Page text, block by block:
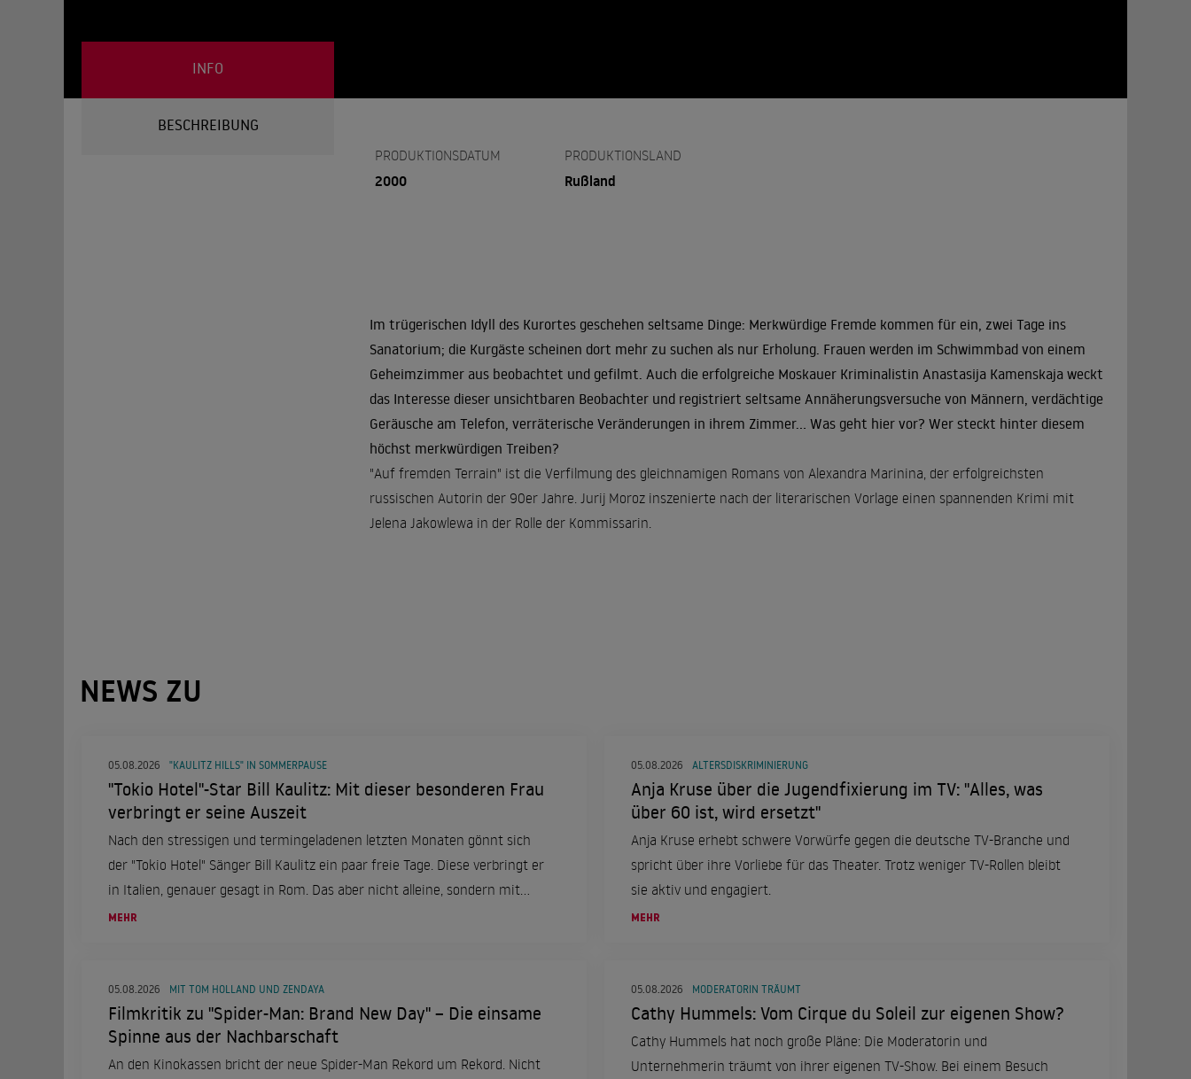
INFO
BESCHREIBUNG
PRODUKTIONSDATUM
2000
PRODUKTIONSLAND
Rußland
Im trügerischen Idyll des Kurortes geschehen seltsame Dinge: Merkwürdige Fremde kommen für ein, zwei Tage ins
Sanatorium; die Kurgäste scheinen dort mehr zu suchen als nur Erholung. Frauen werden im Schwimmbad von einem
Geheimzimmer aus beobachtet und gefilmt. Auch die erfolgreiche Moskauer Kriminalistin Anastasija Kamenskaja weckt
das Interesse dieser unsichtbaren Beobachter und registriert seltsame Annäherungsversuche von Männern, verdächtige
Geräusche am Telefon, verräterische Veränderungen in ihrem Zimmer... Was geht hier vor? Wer steckt hinter diesem
höchst merkwürdigen Treiben?
"Auf fremden Terrain" ist die Verfilmung des gleichnamigen Romans von Alexandra Marinina, der erfolgreichsten
russischen Autorin der 90er Jahre. Jurij Moroz inszenierte nach der literarischen Vorlage einen spannenden Krimi mit
Jelena Jakowlewa in der Rolle der Kommissarin.
NEWS ZU
05.08.2026 "KAULITZ HILLS" IN SOMMERPAUSE
"Tokio Hotel"-Star Bill Kaulitz: Mit dieser besonderen Frau
verbringt er seine Auszeit
Nach den stressigen und termingeladenen letzten Monaten gönnt sich
der "Tokio Hotel" Sänger Bill Kaulitz ein paar freie Tage. Diese verbringt er
in Italien, genauer gesagt in Rom. Das aber nicht alleine, sondern mit
einer ganz besonderen Frau an seiner Seite.
MEHR
05.08.2026 ALTERSDISKRIMINIERUNG
Anja Kruse über die Jugendfixierung im TV: "Alles, was
über 60 ist, wird ersetzt"
Anja Kruse erhebt schwere Vorwürfe gegen die deutsche TV-Branche und
spricht über ihre Vorliebe für das Theater. Trotz weniger TV-Rollen bleibt
sie aktiv und engagiert.
MEHR
05.08.2026 MIT TOM HOLLAND UND ZENDAYA
Filmkritik zu "Spider-Man: Brand New Day" – Die einsame
Spinne aus der Nachbarschaft
An den Kinokassen bricht der neue Spider-Man Rekord um Rekord. Nicht
05.08.2026 MODERATORIN TRÄUMT
Cathy Hummels: Vom Cirque du Soleil zur eigenen Show?
Cathy Hummels hat noch große Pläne: Die Moderatorin und
Unternehmerin träumt von ihrer eigenen TV-Show. Bei einem Besuch